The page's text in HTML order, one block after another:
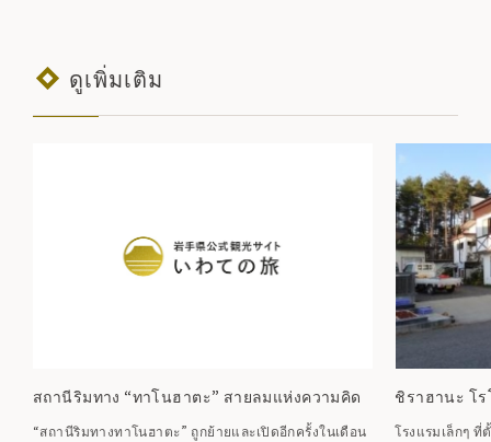
ดูเพิ่มเติม
สถานีริมทาง “ทาโนฮาตะ” สายลมแห่งความคิด
“สถานีริมทางทาโนฮาตะ” ถูกย้ายและเปิดอีกครั้งในเดือน
ชิราฮานะ โ
โรงแรมเล็กๆ